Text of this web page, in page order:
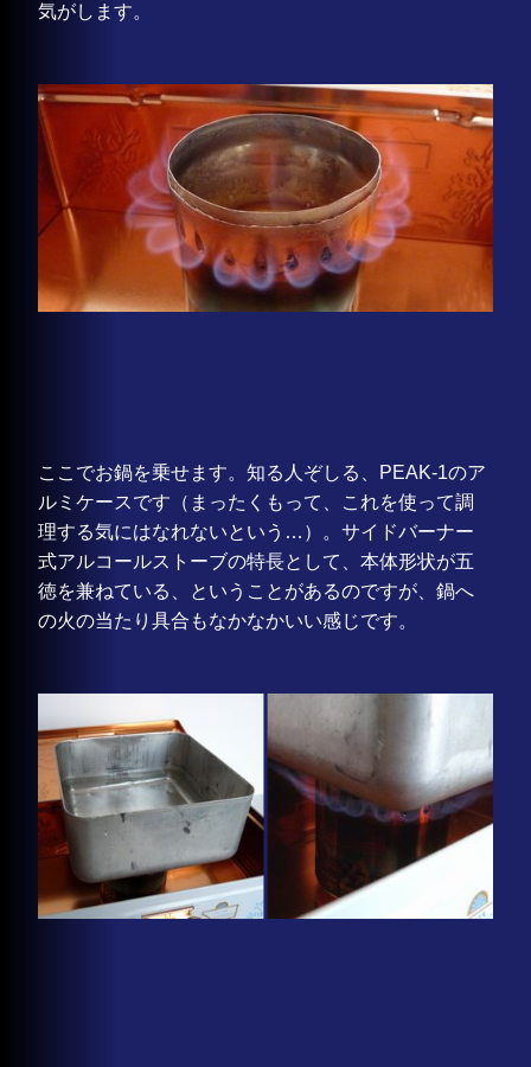
気がします。
ここでお鍋を乗せます。知る人ぞしる、PEAK-1のア
ルミケースです（まったくもって、これを使って調
理する気にはなれないという…）。サイドバーナー
式アルコールストーブの特長として、本体形状が五
徳を兼ねている、ということがあるのですが、鍋へ
の火の当たり具合もなかなかいい感じです。